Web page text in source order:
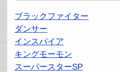
ブラックファイター
ダンサー
インスパイア
キングモーモン
スーパースターSP